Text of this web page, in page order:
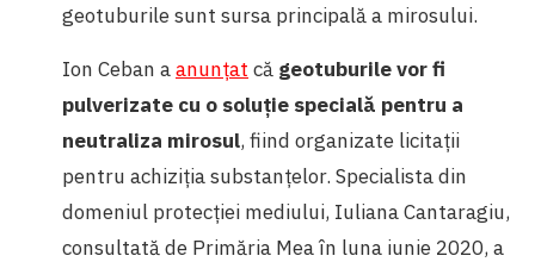
geotuburile sunt sursa principală a mirosului.
Ion Ceban aanunțat că geotuburile vor fi
pulverizate cu o soluție specială pentru a
neutraliza mirosul, fiind organizate licitații
pentru achiziția substanțelor. Specialista din
domeniul protecției mediului, Iuliana Cantaragiu,
consultată de Primăria Mea în luna iunie 2020, a